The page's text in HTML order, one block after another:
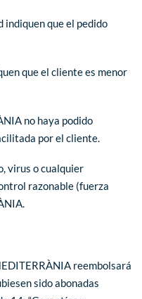
indiquen que el pedido
que el cliente es menor
no haya podido
por el cliente.
virus o cualquier
razonable (fuerza
reembolsará
sido abonadas